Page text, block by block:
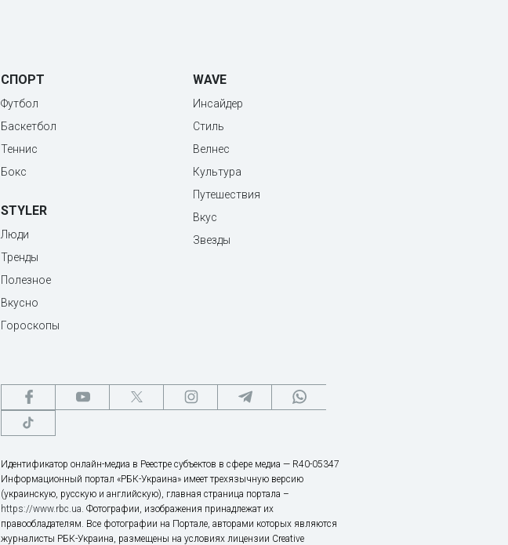
СПОРТ
Футбол
Баскетбол
Теннис
Бокс
STYLER
Люди
Тренды
Полезное
Вкусно
Гороскопы
WAVE
Инсайдер
Стиль
Велнес
Культура
Путешествия
Вкус
Звезды
Идентификатор онлайн-медиа в Реестре субъектов в сфере медиа — R40-05347
Информационный портал «РБК-Украина» имеет трехязычную версию
(украинскую, русскую и английскую), главная страница портала –
https://www.rbc.ua. Фотографии, изображения принадлежат их
правообладателям. Все фотографии на Портале, авторами которых являются
журналисты РБК-Украина, размещены на условиях лицензии Creative